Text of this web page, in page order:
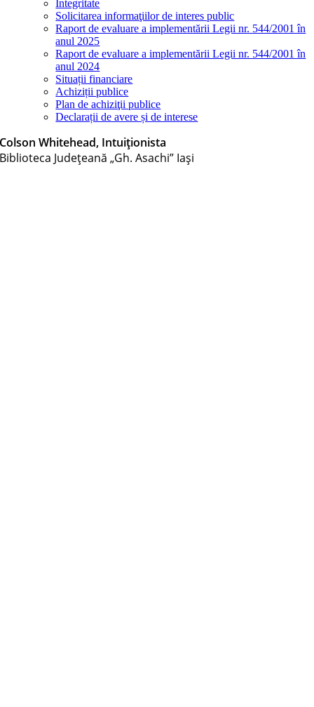
Integritate
Solicitarea informaţiilor de interes public
Raport de evaluare a implementării Legii nr. 544/2001 în
anul 2025
Raport de evaluare a implementării Legii nr. 544/2001 în
anul 2024
Situații financiare
Achiziții publice
Plan de achiziţii publice
Declarații de avere și de interese
Colson Whitehead, Intuiționista
Biblioteca Judeţeană „Gh. Asachi” Iaşi